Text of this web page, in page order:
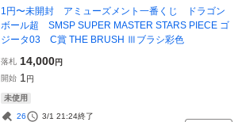
1円〜未開封 アミューズメント一番くじ ドラゴン
ボール超 SMSP SUPER MASTER STARS PIECE ゴ
ジータ03 C賞 THE BRUSH Ⅲブラシ彩色
落札 14,000円
開始 1 円
未使用
26 3/1 21:24終了